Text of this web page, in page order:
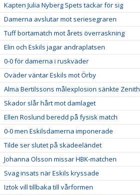
Kapten Julia Nyberg Spets tackar för sig
Damerna avslutar mot seriesegraren
Tuff bortamatch mot årets överraskning
Elin och Eskils jagar andraplatsen
0-0 för damerna i ruskväder
Oväder väntar Eskils mot Örby
Alma Bertilssons målexplosion sänkte Zenith
Skador slår hårt mot damlaget
Ellen Roslund beredd på fysisk match
0-0 men Eskilsdamerna imponerade
Tilde ser slutet på skadeeländet
Johanna Olsson missar HBK-matchen
Svag insats när Eskils kryssade
Iztok vill tillbaka till vårformen